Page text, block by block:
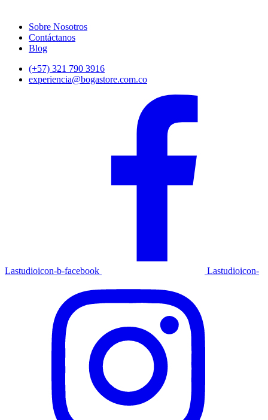
Sobre Nosotros
Contáctanos
Blog
(+57) 321 790 3916
experiencia@bogastore.com.co
Lastudioicon-b-facebook Lastudioicon-